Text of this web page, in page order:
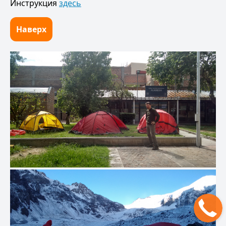
Инструкция здесь
Наверх